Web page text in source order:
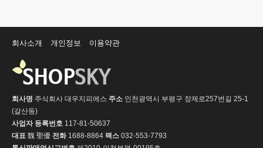
회사소개 개인정보 이용약관
회사명 주식회사 대우지피에스 주소 인천광역시 부평구 장제로257번길 25-1
(갈산동)
사업자 등록번호 117-81-50637
대표 魏 聖優 전화1688-8864 팩스 032-553-7793